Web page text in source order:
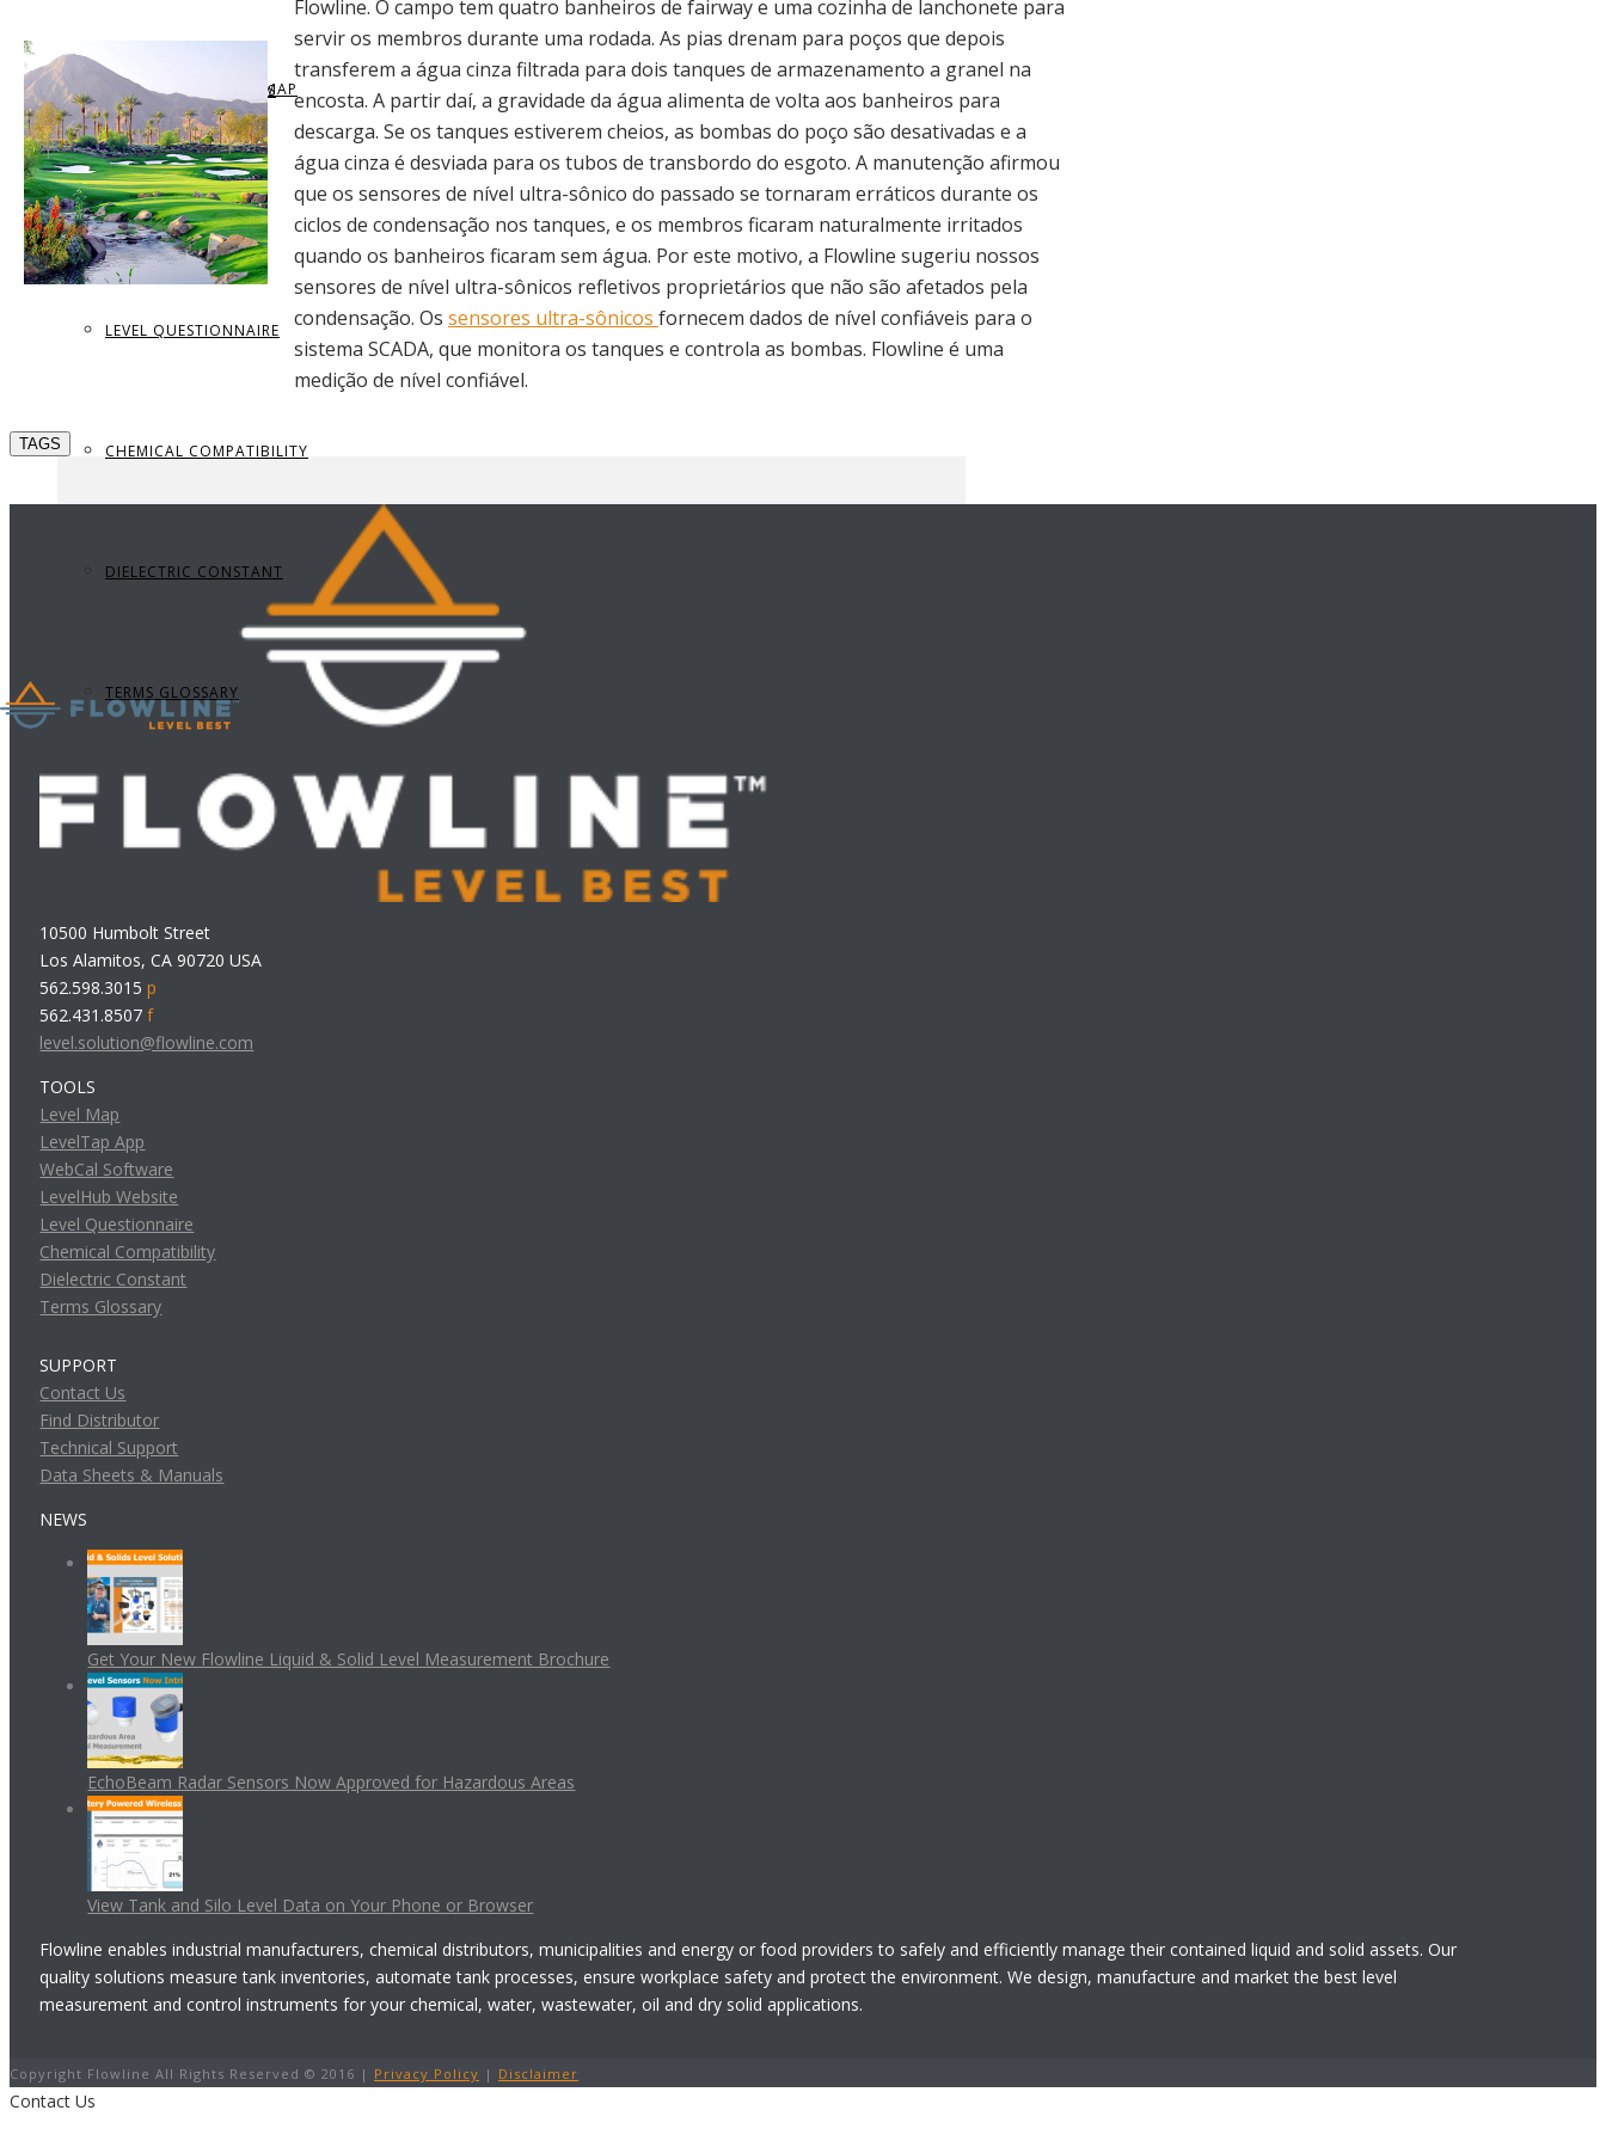
PARTS & ACCESSORIES
DATA CENTER LEVEL MAP
LEVEL LEARNING
LEVEL QUESTIONNAIRE
CHEMICAL COMPATIBILITY
DIELECTRIC CONSTANT
TERMS GLOSSARY
PROVIDE FEEDBACK
CONTACT US
REQUEST BROCHURE
VIEW BROCHURE
Flowline. O campo tem quatro banheiros de fairway e uma cozinha de lanchonete para
servir os membros durante uma rodada. As pias drenam para poços que depois
transferem a água cinza filtrada para dois tanques de armazenamento a granel na
encosta. A partir daí, a gravidade da água alimenta de volta aos banheiros para
descarga. Se os tanques estiverem cheios, as bombas do poço são desativadas e a
água cinza é desviada para os tubos de transbordo do esgoto. A manutenção afirmou
que os sensores de nível ultra-sônico do passado se tornaram erráticos durante os
ciclos de condensação nos tanques, e os membros ficaram naturalmente irritados
quando os banheiros ficaram sem água. Por este motivo, a Flowline sugeriu nossos
sensores de nível ultra-sônicos refletivos proprietários que não são afetados pela
condensação. Os sensores ultra-sônicos fornecem dados de nível confiáveis para o
sistema SCADA, que monitora os tanques e controla as bombas. Flowline é uma
medição de nível confiável.
TAGS
10500 Humbolt Street
Los Alamitos, CA 90720 USA
562.598.3015p
562.431.8507f
level.solution@flowline.com
TOOLS
Level Map
LevelTap App
WebCal Software
LevelHub Website
Level Questionnaire
Chemical Compatibility
Dielectric Constant
Terms Glossary
SUPPORT
Contact Us
Find Distributor
Technical Support
Data Sheets & Manuals
NEWS
Get Your New Flowline Liquid & Solid Level Measurement Brochure
EchoBeam Radar Sensors Now Approved for Hazardous Areas
View Tank and Silo Level Data on Your Phone or Browser
Flowline enables industrial manufacturers, chemical distributors, municipalities and energy or food providers to safely and efficiently manage their contained liquid and solid assets. Our
quality solutions measure tank inventories, automate tank processes, ensure workplace safety and protect the environment. We design, manufacture and market the best level
measurement and control instruments for your chemical, water, wastewater, oil and dry solid applications.
Copyright Flowline All Rights Reserved © 2016 | Privacy Policy | Disclaimer
Contact Us